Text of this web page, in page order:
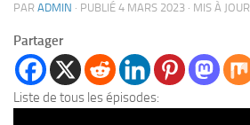
PAR ADMIN · PUBLIÉ 4 MARS 2023 · MIS À JOUR
Partager
Liste de tous les épisodes: